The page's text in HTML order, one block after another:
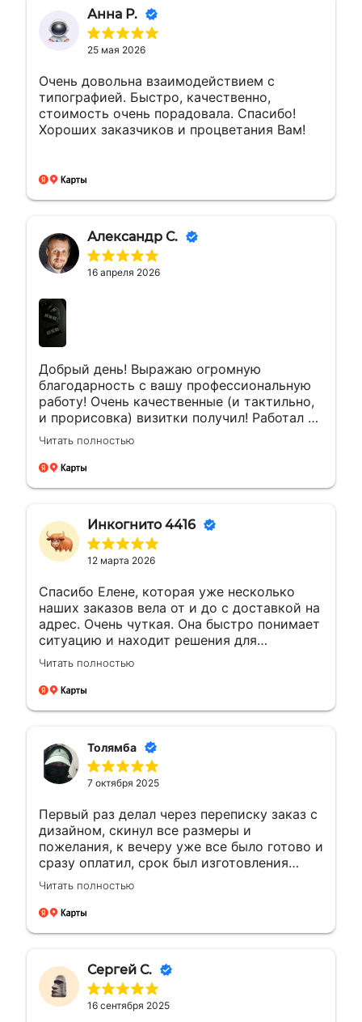
Анна Р.
25 мая 2026
Очень довольна взаимодействием с
типографией. Быстро, качественно,
стоимость очень порадовала. Спасибо!
Хороших заказчиков и процветания Вам!
Александр С.
16 апреля 2026
Добрый день! Выражаю огромную
благодарность с вашу профессиональную
работу! Очень качественные (и тактильно,
и прорисовка) визитки получил! Работал с
менеджером Еленой. Ей отдельная
благодарность за мгновенные ответы и
полное сопровождение заказа!
Читать полностью
Инкогнито 4416
12 марта 2026
Спасибо Елене, которая уже несколько
наших заказов вела от и до с доставкой на
адрес. Очень чуткая. Она быстро понимает
ситуацию и находит решения для
возникающих вопросов.Это заслуживает
уважения. Будущие компании с такими
сотрудниками всегда на высоте будут
Читать полностью
Толямба
7 октября 2025
Первый раз делал через переписку заказ с
дизайном, скинул все размеры и
пожелания, к вечеру уже все было готово и
сразу оплатил, срок был изготовления
большею...а сделали раньше на день, сразу
доехал и забрал, и отказалось что
самовывоз очень рядом с домом, был
Читать полностью
Сергей С.
16 сентября 2025